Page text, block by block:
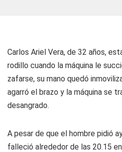
Carlos Ariel Vera, de 32 años,
rodillo cuando la máquina le
zafarse, su mano quedó
agarró el brazo y la máquina se
desangrado.
A pesar de que el hombre pidió
falleció alrededor de las 20.15